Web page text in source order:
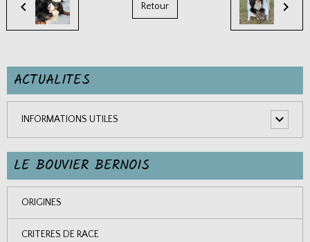
Retour
ACTUALITES
INFORMATIONS UTILES
LE BOUVIER BERNOIS
ORIGINES
CRITERES DE RACE